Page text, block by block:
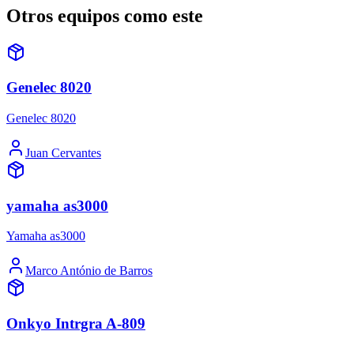
Otros equipos como este
Genelec 8020
Genelec 8020
Juan Cervantes
yamaha as3000
Yamaha as3000
Marco António de Barros
Onkyo Intrgra A-809